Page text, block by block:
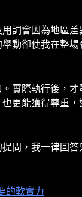
詞會因為地區
動卻使我在整場
實際執行後，
更能獲得尊重
問，我一律回
的軟實力